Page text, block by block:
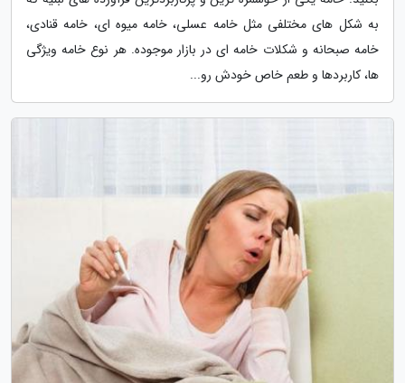
به شکل های مختلفی مثل خامه عسلی، خامه میوه ای، خامه قنادی،
خامه صبحانه و شکلات خامه ای در بازار موجوده. هر نوع خامه ویژگی
ها، کاربردها و طعم خاص خودش رو...